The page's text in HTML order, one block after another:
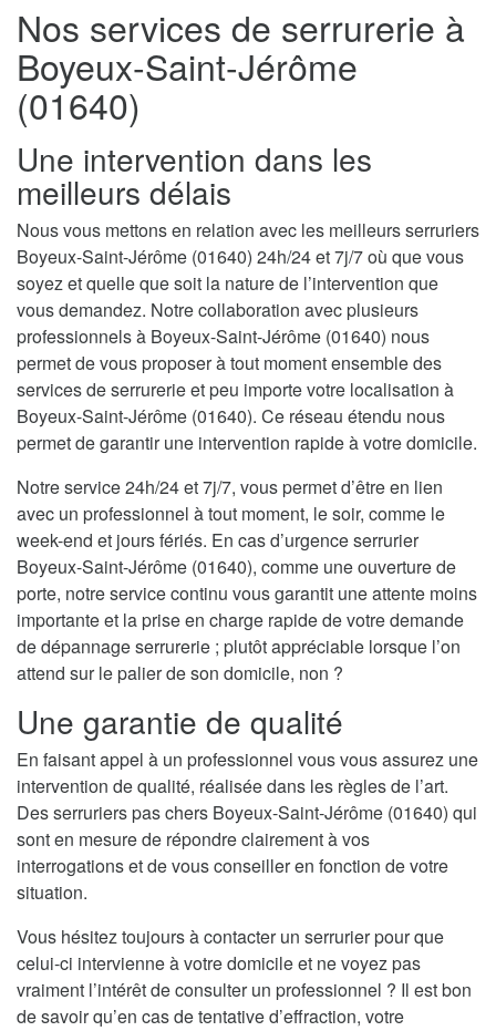
Nos services de serrurerie à
Boyeux-Saint-Jérôme
(01640)
Une intervention dans les
meilleurs délais
Nous vous mettons en relation avec les meilleurs serruriers
Boyeux-Saint-Jérôme (01640) 24h/24 et 7j/7 où que vous
soyez et quelle que soit la nature de l’intervention que
vous demandez. Notre collaboration avec plusieurs
professionnels à Boyeux-Saint-Jérôme (01640) nous
permet de vous proposer à tout moment ensemble des
services de serrurerie et peu importe votre localisation à
Boyeux-Saint-Jérôme (01640). Ce réseau étendu nous
permet de garantir une intervention rapide à votre domicile.
Notre service 24h/24 et 7j/7, vous permet d’être en lien
avec un professionnel à tout moment, le soir, comme le
week-end et jours fériés. En cas d’urgence serrurier
Boyeux-Saint-Jérôme (01640), comme une ouverture de
porte, notre service continu vous garantit une attente moins
importante et la prise en charge rapide de votre demande
de dépannage serrurerie ; plutôt appréciable lorsque l’on
attend sur le palier de son domicile, non ?
Une garantie de qualité
En faisant appel à un professionnel vous vous assurez une
intervention de qualité, réalisée dans les règles de l’art.
Des serruriers pas chers Boyeux-Saint-Jérôme (01640) qui
sont en mesure de répondre clairement à vos
interrogations et de vous conseiller en fonction de votre
situation.
Vous hésitez toujours à contacter un serrurier pour que
celui-ci intervienne à votre domicile et ne voyez pas
vraiment l’intérêt de consulter un professionnel ? Il est bon
de savoir qu’en cas de tentative d’effraction, votre